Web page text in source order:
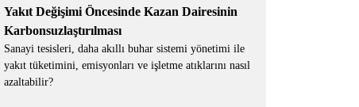
Yakıt Değişimi Öncesinde Kazan Dairesinin
Karbonsuzlaştırılması
Sanayi tesisleri, daha akıllı buhar sistemi yönetimi ile
yakıt tüketimini, emisyonları ve işletme atıklarını nasıl
azaltabilir?